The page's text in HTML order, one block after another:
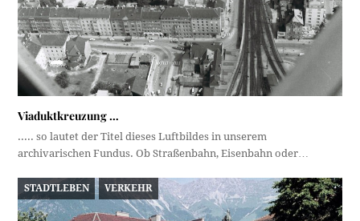
Viaduktkreuzung …
..... so lautet der Titel dieses Luftbildes in unserem
archivarischen Fundus. Ob Straßenbahn, Eisenbahn oder…
STADTLEBEN VERKEHR